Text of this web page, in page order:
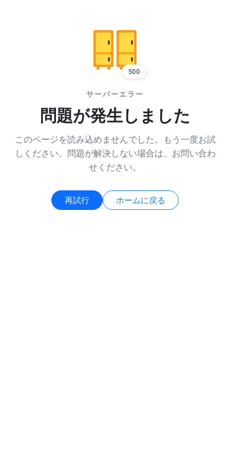
500
サーバーエラー
問題が発生しました
このページを読み込めませんでした。もう一度お試
しください。問題が解決しない場合は、お問い合わ
せください。
再試行 ホームに戻る